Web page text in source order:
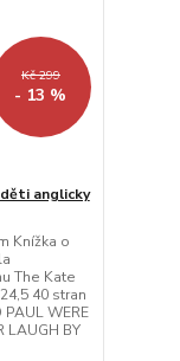
Kč 299
- 13 %
anglicky
Knížka o
The Kate
40 stran
WERE
LAUGH BY